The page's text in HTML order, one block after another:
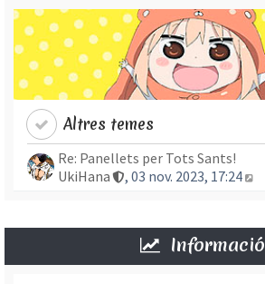
Altres temes
Re: Panellets per Tots Sants!
UkiHana
, 03 nov. 2023, 17:24
Informació